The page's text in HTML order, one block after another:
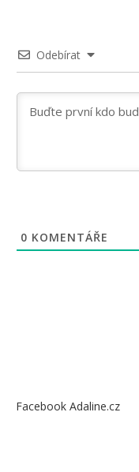
Odebírat
0 KOMENTÁŘE
Facebook Adaline.cz